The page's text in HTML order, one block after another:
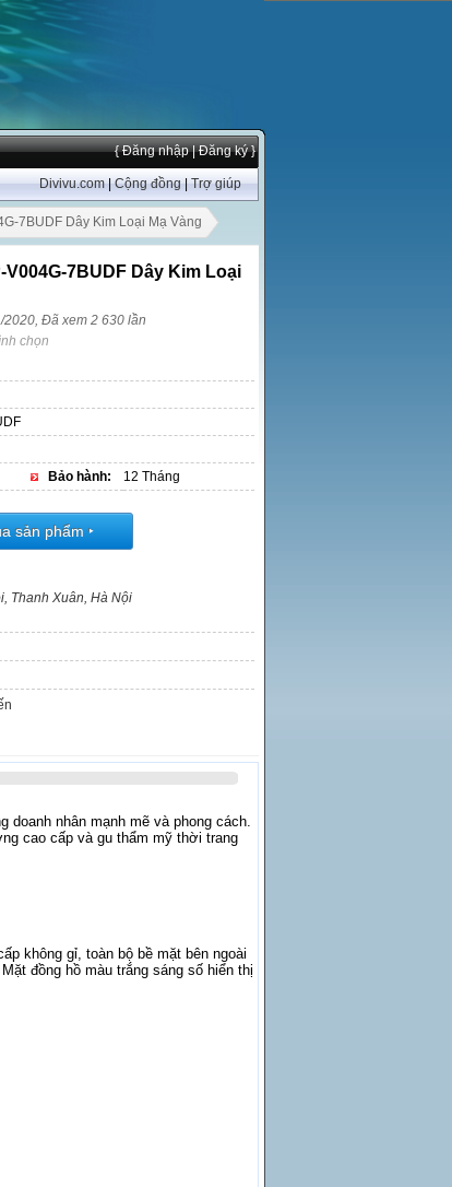
{ Đăng nhập| Đăng ký }
Divivu.com|Cộng đồng|Trợ giúp
7BUDF Dây Kim Loại Mạ Vàng
7BUDF Dây Kim Loại
Đã xem 2 630 lần
chọn
Bảo hành: 12 Tháng
sản phẩm ‣
Thanh Xuân, Hà Nội
doanh nhân mạnh mẽ và phong cách.
cao cấp và gu thẩm mỹ thời trang
không gỉ, toàn bộ bề mặt bên ngoài
đồng hồ màu trắng sáng số hiển thị